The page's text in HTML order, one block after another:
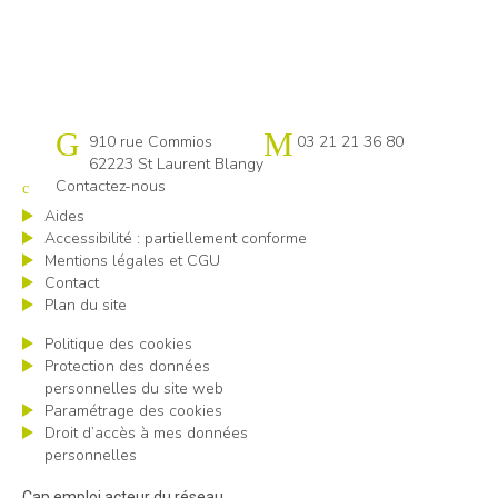
Cap emploi Pas-de-Calais centre
910 rue Commios
62223 St Laurent Blangy
03 21 21 36 80
Contactez-nous
Aides
Accessibilité : partiellement conforme
Mentions légales et CGU
Contact
Plan du site
Politique des cookies
Protection des données
personnelles du site web
Paramétrage des cookies
Droit d’accès à mes données
personnelles